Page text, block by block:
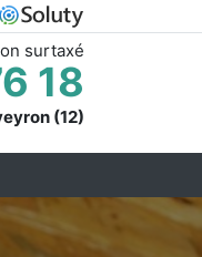
surtaxé
18
(12)